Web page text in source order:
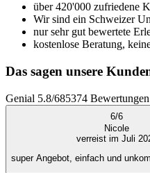
über 420'000 zufriedene
Wir sind ein Schweizer
nur sehr gut bewertete
kostenlose Beratung,
Das sagen unsere
Genial 5.8/685374 Bewertungen
6/6
Nicole
verreist im Juli
super Angebot, einfach und